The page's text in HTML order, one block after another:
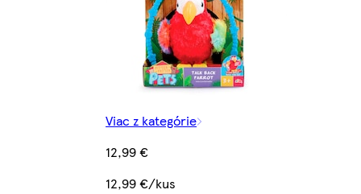
Viac z kategórie
12,99 €
12,99 €/kus